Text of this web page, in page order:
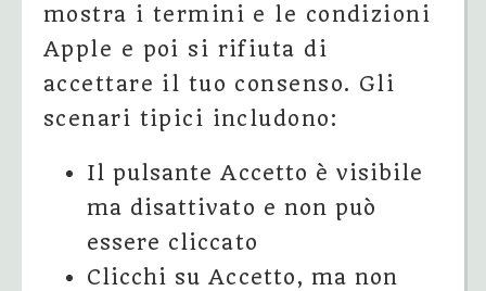
mostra i termini e le condizioni
Apple e poi si rifiuta di
accettare il tuo consenso. Gli
scenari tipici includono:
Il pulsante Accetto è visibile
ma disattivato e non può
essere cliccato
Clicchi su Accetto, ma non